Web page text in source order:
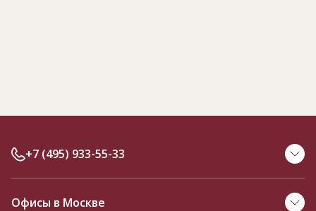
+7 (495) 933-55-33
Офисы в Москве